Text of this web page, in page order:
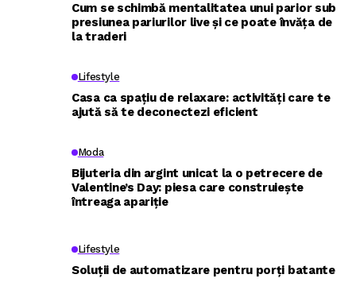
Cum se schimbă mentalitatea unui parior sub
presiunea pariurilor live și ce poate învăța de
la traderi
Lifestyle
Casa ca spațiu de relaxare: activități care te
ajută să te deconectezi eficient
Moda
Bijuteria din argint unicat la o petrecere de
Valentine’s Day: piesa care construiește
întreaga apariție
Lifestyle
Soluții de automatizare pentru porți batante